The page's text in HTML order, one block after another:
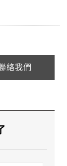
絡我們